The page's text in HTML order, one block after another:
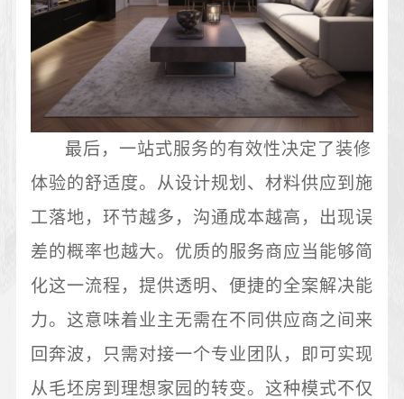
最后，一站式服务的有效性决定了装修
体验的舒适度。从设计规划、材料供应到施
工落地，环节越多，沟通成本越高，出现误
差的概率也越大。优质的服务商应当能够简
化这一流程，提供透明、便捷的全案解决能
力。这意味着业主无需在不同供应商之间来
回奔波，只需对接一个专业团队，即可实现
从毛坯房到理想家园的转变。这种模式不仅